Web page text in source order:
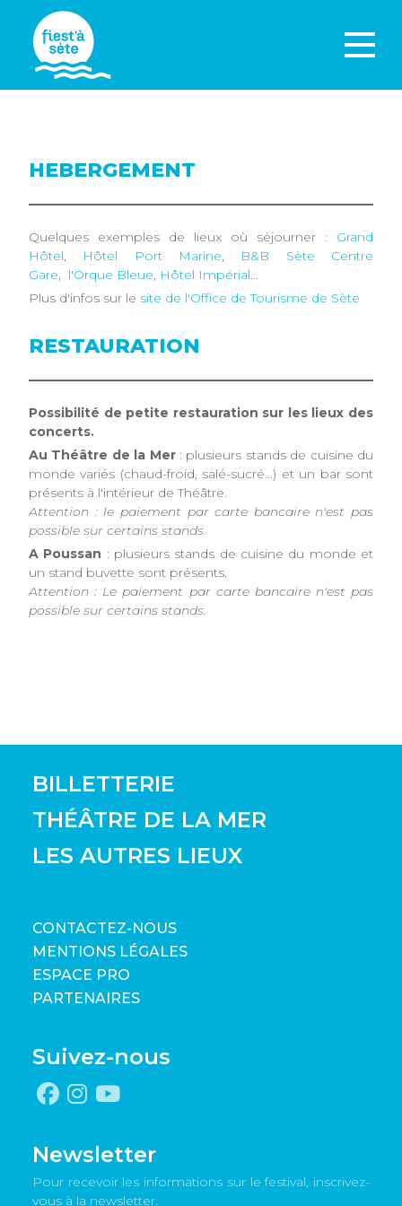
HEBERGEMENT
Quelques exemples de lieux où séjourner :
Grand
Hôtel, Hôtel Port Marine, B&B Sète Centre
Gare, l'Orque Bleue, Hôtel Impérial...
Plus d'infos sur le site de l'Office de Tourisme de Sète
RESTAURATION
Possibilité de petite restauration sur les lieux des
concerts.
Au Théâtre de la Mer : plusieurs stands de cuisine du
monde variés (chaud-froid, salé-sucré...) et un bar sont
présents à l'intérieur de Théâtre.
Attention : le paiement par carte bancaire n'est pas
possible sur certains stands.
A Poussan : plusieurs stands de cuisine du monde et
un stand buvette sont présents.
Attention : Le paiement par carte bancaire n'est pas
possible sur certains stands.
BILLETTERIE
THÉÂTRE DE LA MER
LES AUTRES LIEUX
CONTACTEZ-NOUS
MENTIONS LÉGALES
ESPACE PRO
PARTENAIRES
Suivez-nous
Newsletter
Pour recevoir les informations sur le festival, inscrivez-
vous à la newsletter.